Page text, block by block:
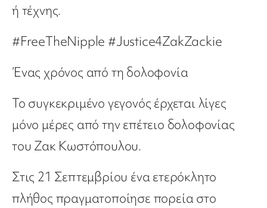
ή τέχνης.
#FreeTheNipple #Justice4ZakZackie
Ένας χρόνος από τη δολοφονία
Το συγκεκριμένο γεγονός έρχεται λίγες
μόνο μέρες από την επέτειο δολοφονίας
του Ζακ Κωστόπουλου.
Στις 21 Σεπτεμβρίου ένα ετερόκλητο
πλήθος πραγματοποίησε πορεία στο